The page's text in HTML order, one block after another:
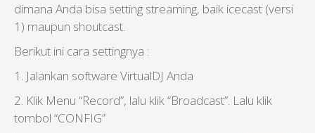
dimana Anda bisa setting streaming, baik icecast (versi
1) maupun shoutcast.
Berikut ini cara settingnya :
1. Jalankan software VirtualDJ Anda
2. Klik Menu “Record”, lalu klik “Broadcast”. Lalu klik
tombol “CONFIG”